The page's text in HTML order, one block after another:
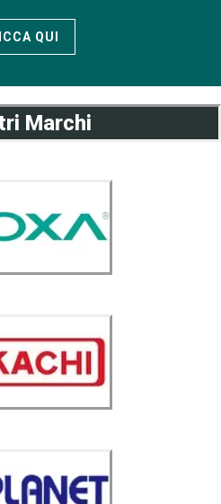
QUI
Marchi